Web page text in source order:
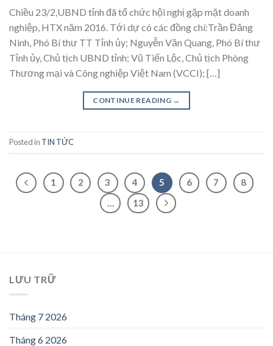
Chiều 23/2,UBND tỉnh đã tổ chức hội nghị gặp mặt doanh
nghiệp, HTX năm 2016. Tới dự có các đồng chí:Trần Đăng
Ninh, Phó Bí thư TT Tỉnh ủy; Nguyễn Văn Quang, Phó Bí thư
Tỉnh ủy, Chủ tịch UBND tỉnh; Vũ Tiến Lộc, Chủ tịch Phòng
Thương mại và Công nghiệp Việt Nam (VCCI); […]
CONTINUE READING →
Posted in TIN TỨC
1 2 3 4 5 6 7
8
13
LƯU TRỮ
Tháng 7 2026
Tháng 6 2026